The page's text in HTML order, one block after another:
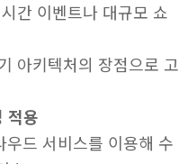
간 이벤트나 대규모 쇼
아키텍처의 장점으로 고
적용
우드 서비스를 이용해 수